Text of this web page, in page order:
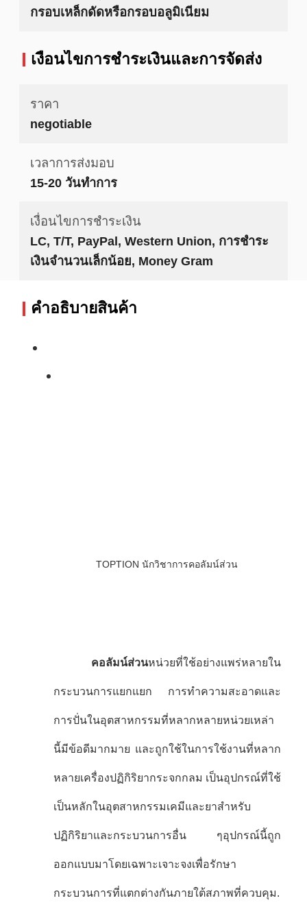
กรอบเหล็กดัดหรือกรอบอลูมิเนียม
เงื่อนไขการชําระเงินและการจัดส่ง
ราคา
negotiable
เวลาการส่งมอบ
15-20 วันทำการ
เงื่อนไขการชำระเงิน
LC, T/T, PayPal, Western Union, การชำระ
เงินจำนวนเล็กน้อย, Money Gram
คําอธิบายสินค้า
TOPTION นักวิชาการคอลัมน์ส่วน
คอลัมน์ส่วนหน่วยที่ใช้อย่างแพร่หลายใน
กระบวนการแยกแยก การทําความสะอาดและ
การปั่นในอุตสาหกรรมที่หลากหลายหน่วยเหล่า
นี้มีข้อดีมากมาย และถูกใช้ในการใช้งานที่หลาก
หลายเครื่องปฏิกิริยากระจกกลม เป็นอุปกรณ์ที่ใช้
เป็นหลักในอุตสาหกรรมเคมีและยาสําหรับ
ปฏิกิริยาและกระบวนการอื่น ๆอุปกรณ์นี้ถูก
ออกแบบมาโดยเฉพาะเจาะจงเพื่อรักษา
กระบวนการที่แตกต่างกันภายใต้สภาพที่ควบคุม.